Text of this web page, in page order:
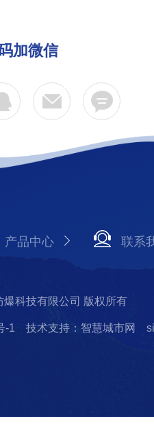
加微信
产品中心 联系
科技有限公司 版权所有
-1 技术支持：智慧城市网